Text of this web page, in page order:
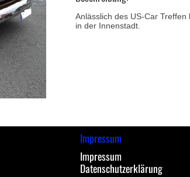
Anlässlich des US-Car
in der Innenstadt.
Impressum
Impressum
Datenschutzerklärung